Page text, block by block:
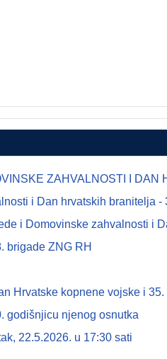
ZAHVALNOSTI I DAN
i Dan hrvatskih branitelja -
i Domovinske zahvalnosti i
brigade ZNG RH
kopnene vojske i 35.
godišnjicu njenog osnutka
22.5.2026. u 17:30 sati